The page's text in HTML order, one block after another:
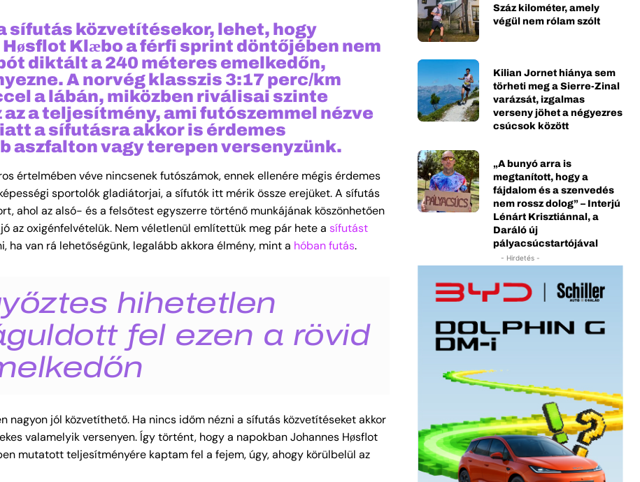
sífutás közvetítésekor, lehet, hogy
Klæbo a férfi sprint döntőjében nem
diktált a 240 méteres emelkedőn,
A norvég klasszis 3:17 perc/km
a lábán, miközben riválisai szinte
a teljesítmény, ami futószemmel nézve
a sífutásra akkor is érdemes
aszfalton vagy terepen versenyzünk.
értelmében véve nincsenek futószámok, ennek ellenére mégis érdemes
sportolók gladiátorjai, a sífutók itt mérik össze erejüket. A sífutás
ahol az alsó- és a felsőtest egyszerre történő munkájának köszönhetően
az oxigénfelvételük. Nem véletlenül említettük meg pár hete a sífutást
ha van rá lehetőségünk, legalább akkora élmény, mint a hóban futás.
hihetetlen
fel ezen a rövid
nagyon jól közvetíthető. Ha nincs időm nézni a sífutás közvetítéseket akkor
valamelyik versenyen. Így történt, hogy a napokban Johannes Høsflot
mutatott teljesítményére kaptam fel a fejem, úgy, ahogy körülbelül az
Száz kilométer, amely
végül nem rólam szólt
Kilian Jornet hiánya sem
törheti meg a Sierre-Zinal
varázsát, izgalmas
verseny jöhet a négyezres
csúcsok között
„A bunyó arra is
megtanított, hogy a
fájdalom és a szenvedés
nem rossz dolog” – Interjú
Lénárt Krisztiánnal, a
Daráló új
pályacsúcstartójával
- Hirdetés -